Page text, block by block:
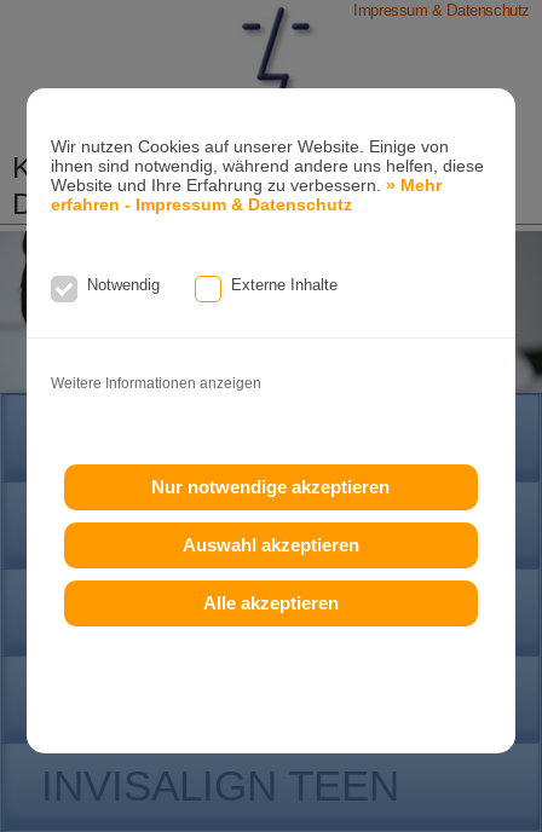
Wir nutzen Cookies auf unserer Website. Einige von
ihnen sind notwendig, während andere uns helfen, diese
Website und Ihre Erfahrung zu verbessern.» Mehr
erfahren - Impressum & Datenschutz
Notwendig Externe Inhalte
Weitere Informationen anzeigen
Nur notwendige akzeptieren
Auswahl akzeptieren
Alle akzeptieren
Impressum & Datenschutz
Kieferorthopädische Praxis
Dr. Konik & Kollegen
Zahn- und Kieferregulierungen für Kinder und
Erwachsene
Ganzheitliche-Kieferorthopädie
Erwachsenen-Kieferorthopädie
PRAXIS
KONTAKT
INVISALIGN TEEN